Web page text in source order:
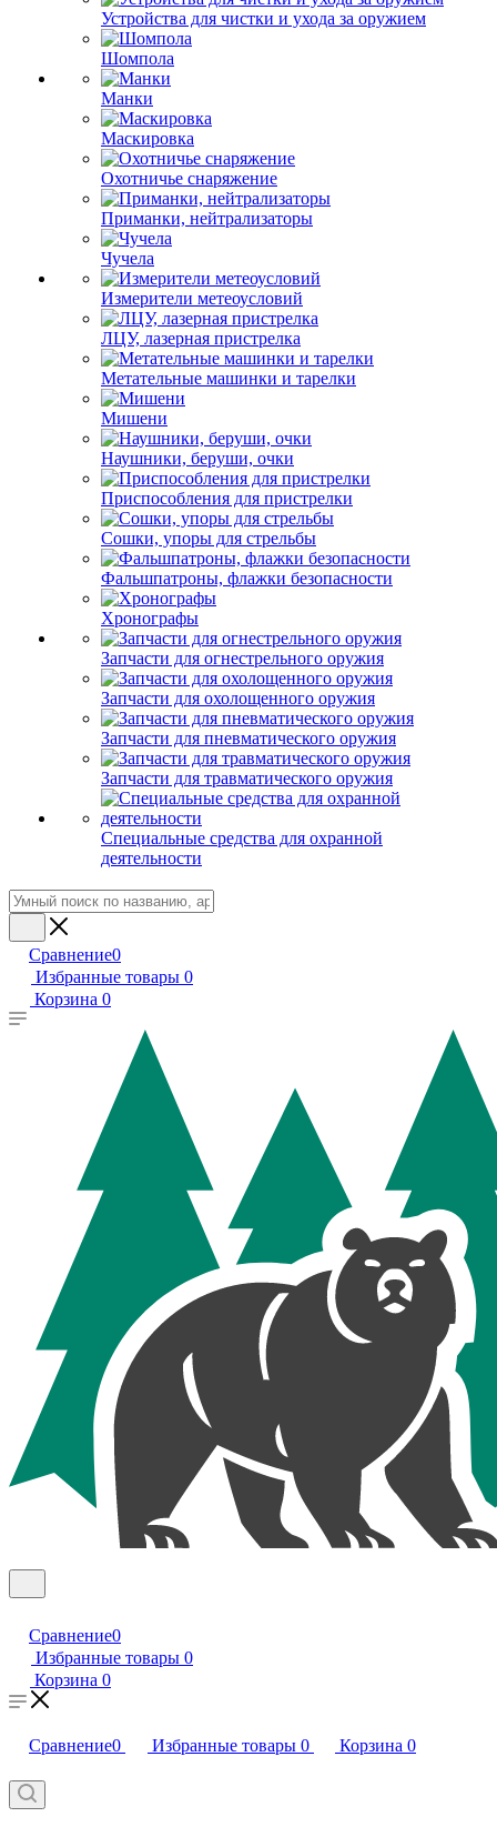
Устройства для чистки и ухода за оружием
Шомпола
Манки
Маскировка
Охотничье снаряжение
Приманки, нейтрализаторы
Чучела
Измерители метеоусловий
ЛЦУ, лазерная пристрелка
Метательные машинки и тарелки
Мишени
Наушники, беруши, очки
Приспособления для пристрелки
Сошки, упоры для стрельбы
Фальшпатроны, флажки безопасности
Хронографы
Запчасти для огнестрельного оружия
Запчасти для охолощенного оружия
Запчасти для пневматического оружия
Запчасти для травматического оружия
Специальные средства для охранной
деятельности
Сравнение0
Избранные товары 0
Корзина 0
Сравнение0
Избранные товары 0
Корзина 0
Сравнение0 Избранные товары 0 Корзина 0